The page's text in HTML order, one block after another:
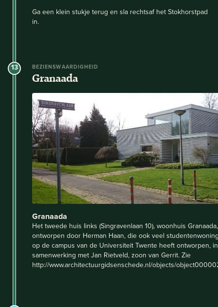
Ga een klein stukje terug en sla rechtsaf het Stokhorstpad
in.
13 BEZIENSWAARDIGHEID
Granaada
Granaada
Het tweede huis links (Singravenlaan 10), woonhuis
ontworpen door Herman Haan, die ook veel
op de campus van de Universiteit Twente heeft ontworpen, in
samenwerking met Jan Rietveld, zoon van Gerrit. Zie
http://www.architectuurgidsenschede.nl/objects/